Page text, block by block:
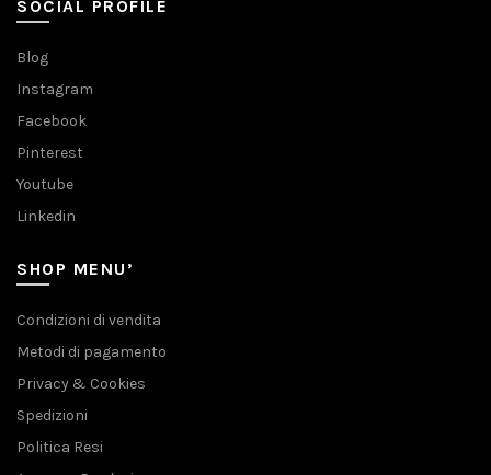
SOCIAL PROFILE
Blog
Instagram
Facebook
Pinterest
Youtube
Linkedin
SHOP MENU’
Condizioni di vendita
Metodi di pagamento
Privacy & Cookies
Spedizioni
Politica Resi